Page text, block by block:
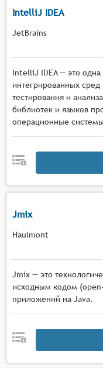
IntelliJ IDEA
JetBrains
IntelliJ IDEA — это
интегрированных сред
тестирования и
библиотек и языков
операционные
Jmix
Haulmont
Jmix — это
исходным кодом
приложений на Java.